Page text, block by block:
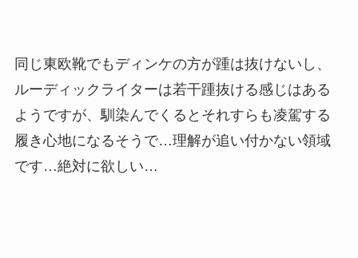
同じ東欧靴でもディンケの方が踵は抜けないし、
ルーディックライターは若干踵抜ける感じはある
ようですが、馴染んでくるとそれすらも凌駕する
履き心地になるそうで…理解が追い付かない領域
です…絶対に欲しい…